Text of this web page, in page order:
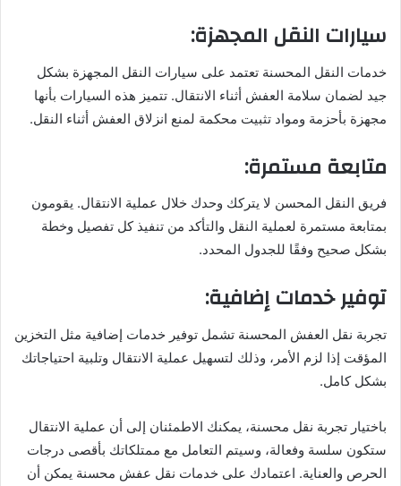
سيارات النقل المجهزة:
خدمات النقل المحسنة تعتمد على سيارات النقل المجهزة بشكل
جيد لضمان سلامة العفش أثناء الانتقال. تتميز هذه السيارات بأنها
مجهزة بأحزمة ومواد تثبيت محكمة لمنع انزلاق العفش أثناء النقل.
متابعة مستمرة:
فريق النقل المحسن لا يتركك وحدك خلال عملية الانتقال. يقومون
بمتابعة مستمرة لعملية النقل والتأكد من تنفيذ كل تفصيل وخطة
بشكل صحيح وفقًا للجدول المحدد.
توفير خدمات إضافية:
تجربة نقل العفش المحسنة تشمل توفير خدمات إضافية مثل التخزين
المؤقت إذا لزم الأمر، وذلك لتسهيل عملية الانتقال وتلبية احتياجاتك
بشكل كامل.
باختيار تجربة نقل محسنة، يمكنك الاطمئنان إلى أن عملية الانتقال
ستكون سلسة وفعالة، وسيتم التعامل مع ممتلكاتك بأقصى درجات
الحرص والعناية. اعتمادك على خدمات نقل عفش محسنة يمكن أن